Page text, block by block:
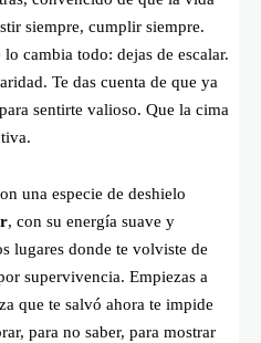
siempre, cumplir siempre.
cambia todo: dejas de escalar.
Te das cuenta de que ya
sentirte valioso. Que la cima
una especie de deshielo
, con su energía suave y
lugares donde te volviste de
supervivencia. Empiezas a
que te salvó ahora te impide
para no saber, para mostrar